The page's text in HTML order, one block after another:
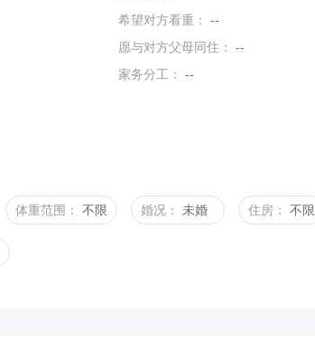
希望对方看重：
--
愿与对方父母同住：
--
家务分工： --
体重范围： 不限 婚况： 未婚 住房： 不限